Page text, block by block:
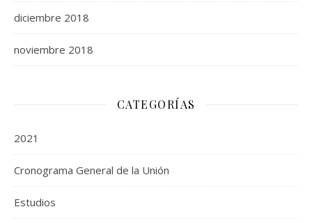
diciembre 2018
noviembre 2018
CATEGORÍAS
2021
Cronograma General de la Unión
Estudios